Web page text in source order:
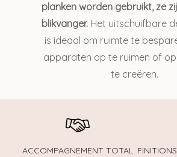
planken worden gebruikt, ze
blikvanger. Het uitschuifbare
is ideaal om ruimte te
apparaten op te ruimen of
te creëren.
ACCOMPAGNEMENT TOTAL